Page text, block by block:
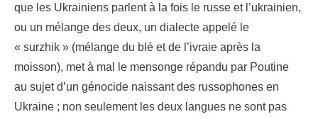
que les Ukrainiens parlent à la fois le russe et l’ukrainien,
ou un mélange des deux, un dialecte appelé le
« surzhik » (mélange du blé et de l’ivraie après la
moisson), met à mal le mensonge répandu par Poutine
au sujet d’un génocide naissant des russophones en
Ukraine ; non seulement les deux langues ne sont pas